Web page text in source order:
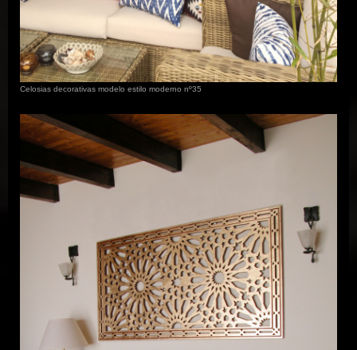
Celosias decorativas modelo estilo moderno nº35